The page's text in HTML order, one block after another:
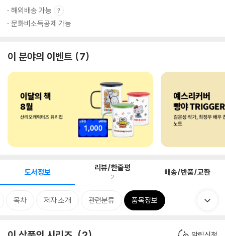
해외배송 가능
문화비소득공제 가능
이 분야의 이벤트 7
도서정보 리뷰/한줄평
2 배송/반품/교환
목차 저자 소개 관련분류 품목정보